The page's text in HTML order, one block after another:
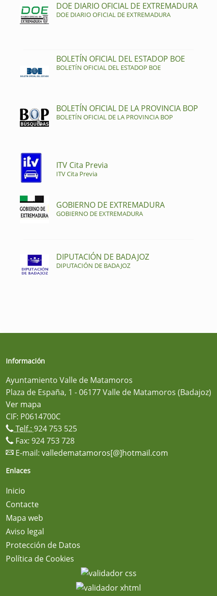
DOE DIARIO OFICIAL DE EXTREMADURA
DOE DIARIO OFICIAL DE EXTREMADURA
BOLETÍN OFICIAL DEL ESTADOP BOE
BOLETÍN OFICIAL DEL ESTADOP BOE
BOLETÍN OFICIAL DE LA PROVINCIA BOP
BOLETÍN OFICIAL DE LA PROVINCIA BOP
ITV Cita Previa
ITV Cita Previa
GOBIERNO DE EXTREMADURA
GOBIERNO DE EXTREMADURA
DIPUTACIÓN DE BADAJOZ
DIPUTACIÓN DE BADAJOZ
Información
Ayuntamiento Valle de Matamoros
Plaza de España, 1 - 06177 Valle de Matamoros (Badajoz)
Ver mapa
CIF: P0614700C
Telf.: 924 753 525
Fax: 924 753 728
E-mail: valledematamoros[@]hotmail.com
Enlaces
Inicio
Contacte
Mapa web
Aviso legal
Protección de Datos
Política de Cookies